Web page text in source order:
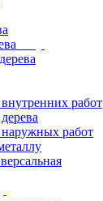
работ
наружных работ